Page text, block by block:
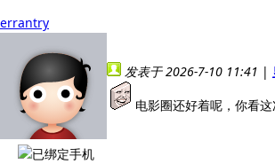
errantry
发表于 2026-7-10 11:41 |
电影圈还好着呢，你看